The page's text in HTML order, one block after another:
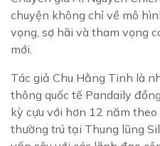
chuyện không chỉ về mô
vọng, sợ hãi và tham vọng
mới.
Tác giả Chu Hằng Tinh là
thông quốc tế Pandaily
kỳ cựu với hơn 12 năm
thường trú tại Thung lũng